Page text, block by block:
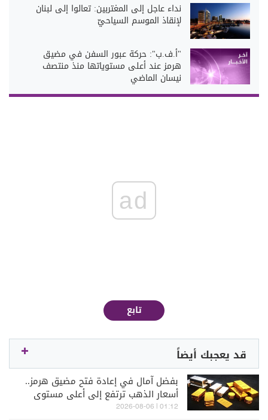
نداء عاجل إلى المغتربين: تعالوا إلى لبنان
لإنقاذ الموسم السياحيّ
"أ.ف.ب": حركة عبور السفن في مضيق
هرمز عند أعلى مستوياتها منذ منتصف
نيسان الماضي
ad
تابع
قد يعجبك أيضاً
بفضل آمال في إعادة فتح مضيق هرمز..
أسعار الذهب ترتفع إلى أعلى مستوى
في 7 أسابيع
01:12 | 2026-08-06